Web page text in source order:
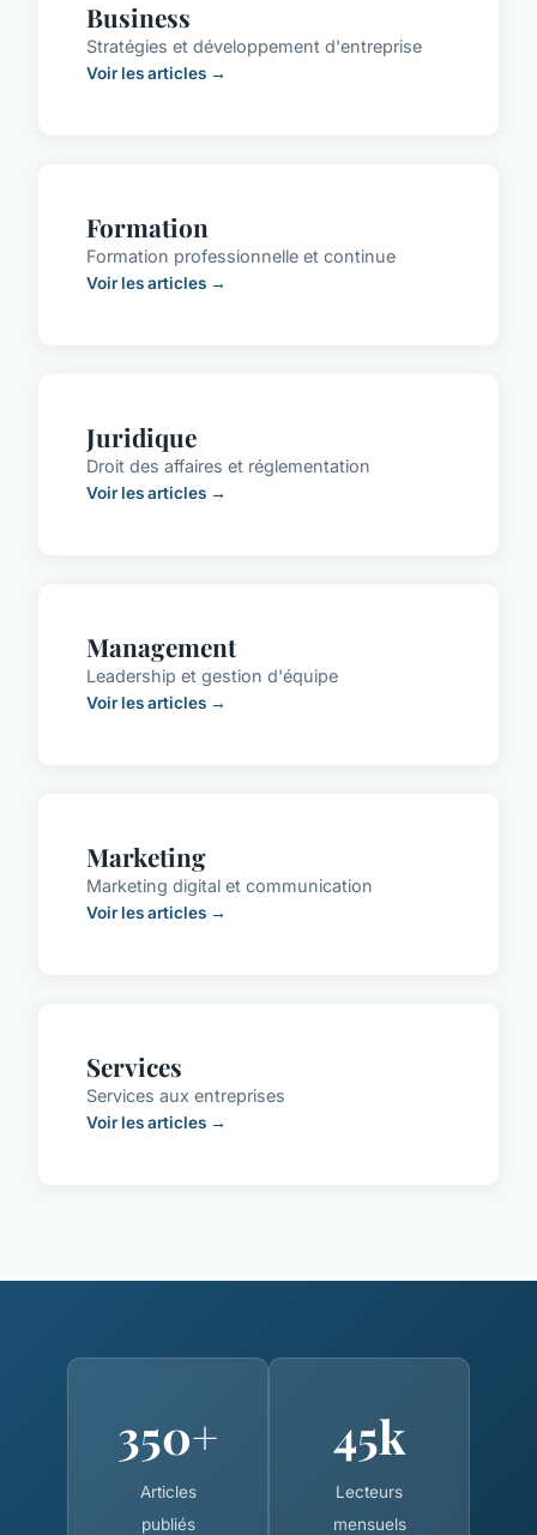
Business
Stratégies et développement d'entreprise
Voir les articles →
Formation
Formation professionnelle et continue
Voir les articles →
Juridique
Droit des affaires et réglementation
Voir les articles →
Management
Leadership et gestion d'équipe
Voir les articles →
Marketing
Marketing digital et communication
Voir les articles →
Services
Services aux entreprises
Voir les articles →
350+
Articles
publiés
45k
Lecteurs
mensuels